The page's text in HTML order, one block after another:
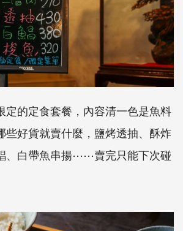
定的定食套餐，內容清一色是魚料
些好貨就賣什麼，鹽烤透抽、酥炸
、白帶魚串揚⋯⋯賣完只能下次碰